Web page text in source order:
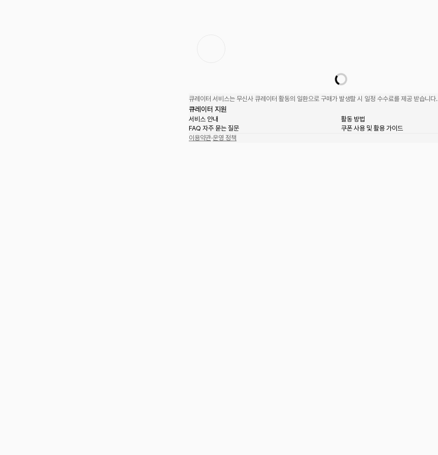
큐레이터 서비스는 무신사 큐레이터 활동의 일환으로 구매가 발생할 시 일정 수수료를 제공 받습니다.
큐레이터 지원
서비스 안내
활동 방법
FAQ 자주 묻는 질문
쿠폰 사용 및 활용 가이드
이용약관·운영 정책